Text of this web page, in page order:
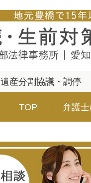
遺産分割協議・調停
TOP 弁護